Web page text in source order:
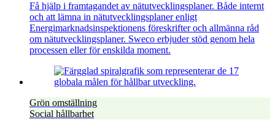
Få hjälp i framtagandet av nätutvecklingsplaner. Både internt
och att lämna in nätutvecklingsplaner enligt
Energimarknadsinspektionens föreskrifter och allmänna råd
om nätutvecklingsplaner. Sweco erbjuder stöd genom hela
processen eller för enskilda moment.
Grön omställning
Social hållbarhet